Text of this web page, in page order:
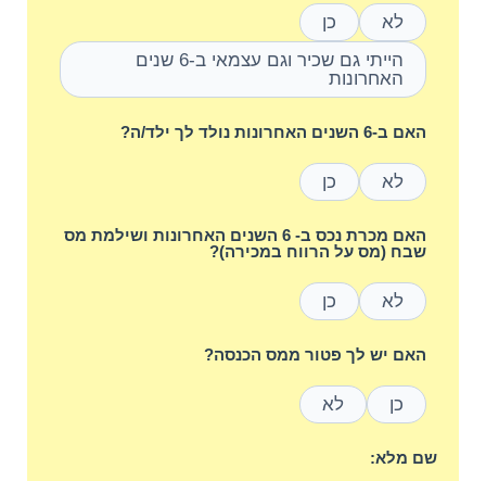
לא
כן
הייתי גם שכיר וגם עצמאי ב-6 שנים
האחרונות
האם ב-6 השנים האחרונות נולד לך ילד/ה?
לא כן
האם מכרת נכס ב- 6 השנים האחרונות ושילמת מס
שבח (מס על הרווח במכירה)?
לא כן
האם יש לך פטור ממס הכנסה?
כן לא
שם מלא: